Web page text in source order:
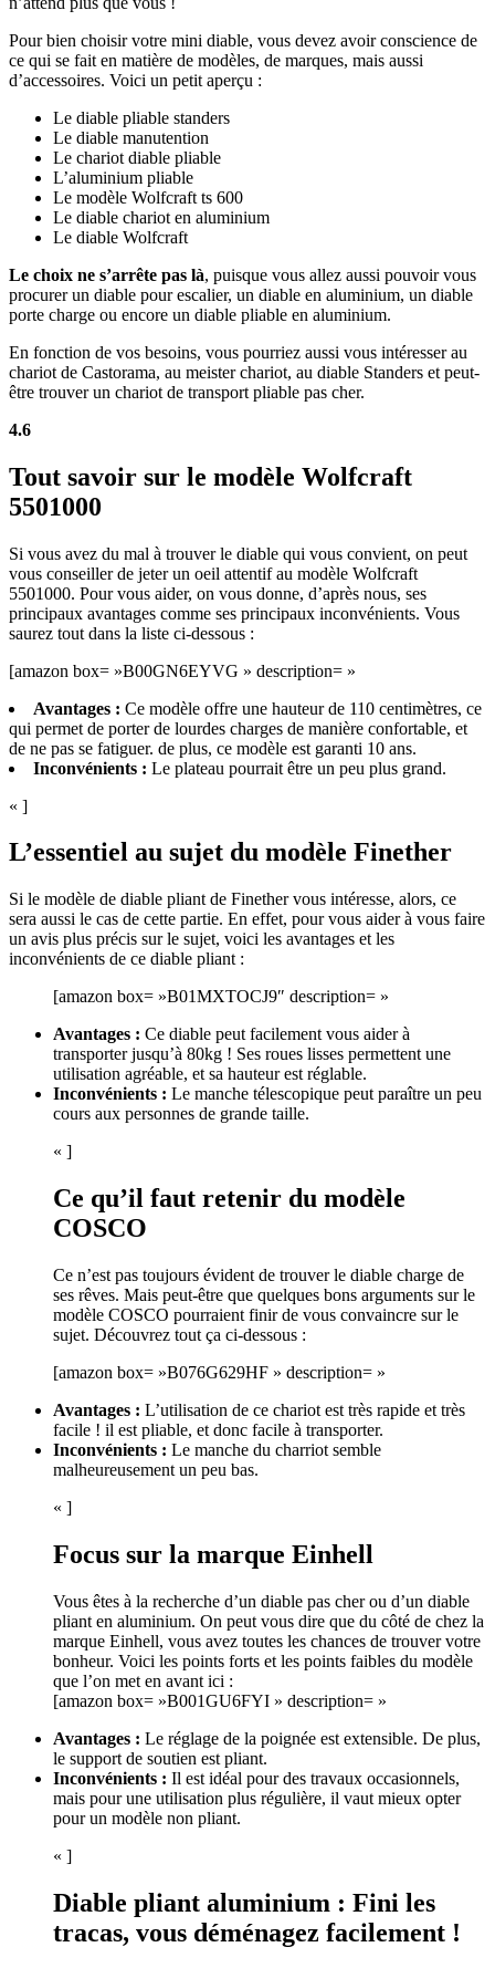
Pour bien choisir votre mini diable, vous devez avoir conscience de
ce qui se fait en matière de modèles, de marques, mais aussi
d’accessoires. Voici un petit aperçu :
Le diable pliable standers
Le diable manutention
Le chariot diable pliable
L’aluminium pliable
Le modèle Wolfcraft ts 600
Le diable chariot en aluminium
Le diable Wolfcraft
Le choix ne s’arrête pas là, puisque vous allez aussi pouvoir vous
procurer un diable pour escalier, un diable en aluminium, un diable
porte charge ou encore un diable pliable en aluminium.
En fonction de vos besoins, vous pourriez aussi vous intéresser au
chariot de Castorama, au meister chariot, au diable Standers et peut-
être trouver un chariot de transport pliable pas cher.
4.6
Tout savoir sur le modèle Wolfcraft
5501000
Si vous avez du mal à trouver le diable qui vous convient, on peut
vous conseiller de jeter un oeil attentif au modèle Wolfcraft
5501000. Pour vous aider, on vous donne, d’après nous, ses
principaux avantages comme ses principaux inconvénients. Vous
saurez tout dans la liste ci-dessous :
[amazon box= »B00GN6EYVG » description= »
Avantages : Ce modèle offre une hauteur de 110 centimètres, ce
qui permet de porter de lourdes charges de manière confortable, et
de ne pas se fatiguer. de plus, ce modèle est garanti 10 ans.
Inconvénients : Le plateau pourrait être un peu plus grand.
« ]
L’essentiel au sujet du modèle Finether
Si le modèle de diable pliant de Finether vous intéresse, alors, ce
sera aussi le cas de cette partie. En effet, pour vous aider à vous faire
un avis plus précis sur le sujet, voici les avantages et les
inconvénients de ce diable pliant :
[amazon box= »B01MXTOCJ9″ description= »
Avantages : Ce diable peut facilement vous aider à
transporter jusqu’à 80kg ! Ses roues lisses permettent une
utilisation agréable, et sa hauteur est réglable.
Inconvénients : Le manche télescopique peut paraître un peu
cours aux personnes de grande taille.
« ]
Ce qu’il faut retenir du modèle
COSCO
Ce n’est pas toujours évident de trouver le diable charge de
ses rêves. Mais peut-être que quelques bons arguments sur le
modèle COSCO pourraient finir de vous convaincre sur le
sujet. Découvrez tout ça ci-dessous :
[amazon box= »B076G629HF » description= »
Avantages : L’utilisation de ce chariot est très rapide et très
facile ! il est pliable, et donc facile à transporter.
Inconvénients : Le manche du charriot semble
malheureusement un peu bas.
« ]
Focus sur la marque Einhell
Vous êtes à la recherche d’un diable pas cher ou d’un diable
pliant en aluminium. On peut vous dire que du côté de chez la
marque Einhell, vous avez toutes les chances de trouver votre
bonheur. Voici les points forts et les points faibles du modèle
que l’on met en avant ici :
[amazon box= »B001GU6FYI » description= »
Avantages : Le réglage de la poignée est extensible. De plus,
le support de soutien est pliant.
Inconvénients : Il est idéal pour des travaux occasionnels,
mais pour une utilisation plus régulière, il vaut mieux opter
pour un modèle non pliant.
« ]
Diable pliant aluminium : Fini les
tracas, vous déménagez facilement !